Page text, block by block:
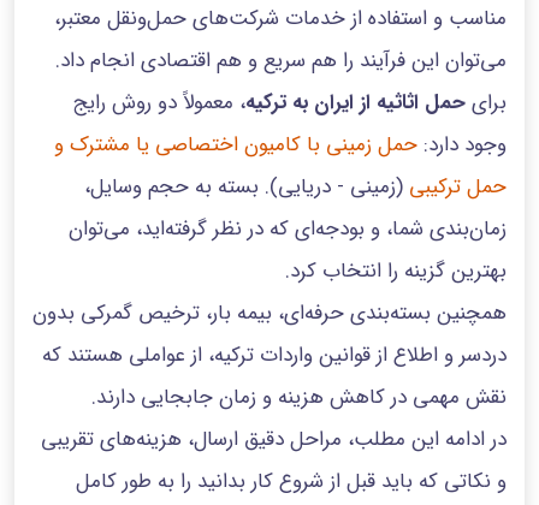
مناسب و استفاده از خدمات شرکت‌های حمل‌ونقل معتبر،
می‌توان این فرآیند را هم سریع و هم اقتصادی انجام داد.
برایحمل اثاثیه از ایران به ترکیه، معمولاً دو روش رایج
وجود دارد: حمل زمینی با کامیون اختصاصی یا مشترک و
حمل ترکیبی (زمینی - دریایی). بسته به حجم وسایل،
زمان‌بندی شما، و بودجه‌ای که در نظر گرفته‌اید، می‌توان
بهترین گزینه را انتخاب کرد.
همچنین بسته‌بندی حرفه‌ای، بیمه بار، ترخیص گمرکی بدون
دردسر و اطلاع از قوانین واردات ترکیه، از عواملی هستند که
نقش مهمی در کاهش هزینه و زمان جابجایی دارند.
در ادامه این مطلب، مراحل دقیق ارسال، هزینه‌های تقریبی
و نکاتی که باید قبل از شروع کار بدانید را به طور کامل